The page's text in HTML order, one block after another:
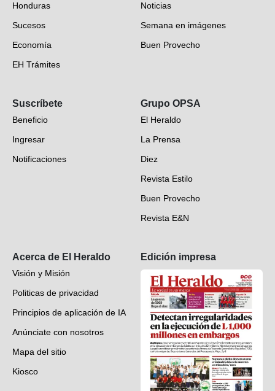
Honduras
Sucesos
Economía
EH Trámites
EH Verifica
Fotogalerías
Deportes
Videos
Noticias
Semana en imágenes
Buen Provecho
Suscríbete
Beneficio
Ingresar
Notificaciones
Grupo OPSA
El Heraldo
La Prensa
Diez
Revista Estilo
Buen Provecho
Revista E&N
Acerca de El Heraldo
Visión y Misión
Politicas de privacidad
Principios de aplicación de IA
Anúnciate con nosotros
Mapa del sitio
Kiosco
Edición impresa